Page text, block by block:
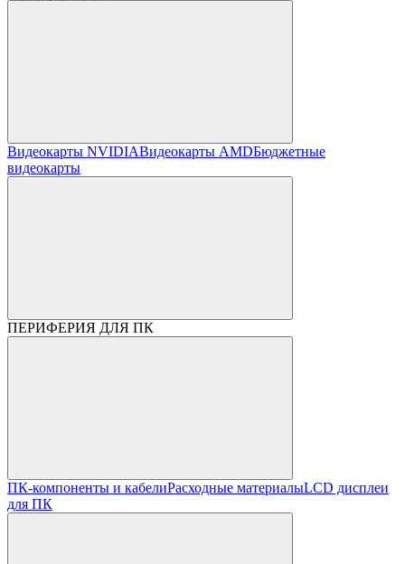
Видеокарты NVIDIAВидеокарты AMDБюджетные
видеокарты
ПЕРИФЕРИЯ ДЛЯ ПК
ПК-компоненты и кабелиРасходные материалыLCD дисплеи
для ПК